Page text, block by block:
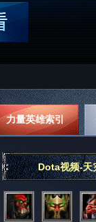
力量英雄索引
Dota视频-天